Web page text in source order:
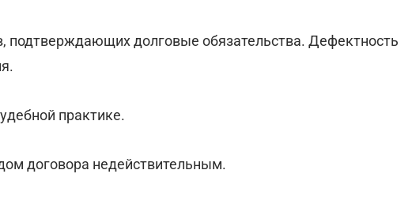
долговые обязательства. Дефектность
практике.
договора недействительным.